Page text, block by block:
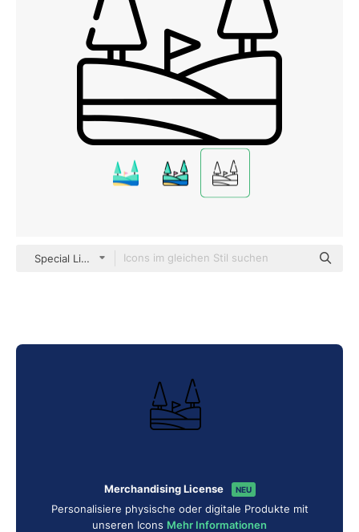
Special Lineal
Merchandising License NEU
Personalisiere physische oder digitale Produkte mit
unseren Icons Mehr Informationen